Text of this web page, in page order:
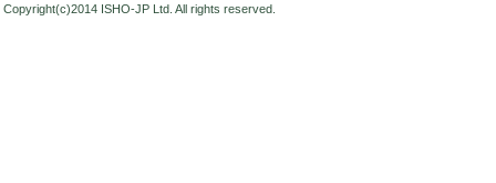
Copyright(c)2014 ISHO-JP Ltd. All rights reserved.